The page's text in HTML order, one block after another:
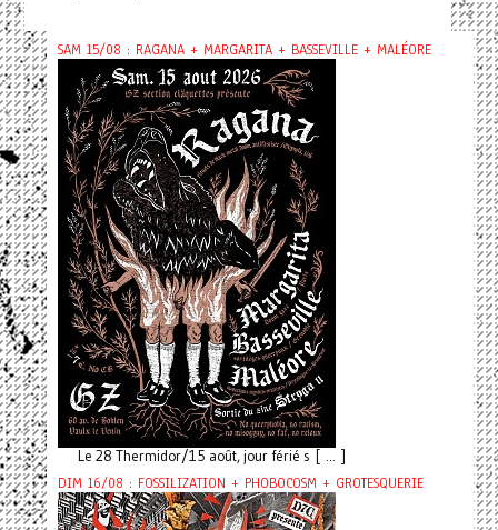
SAM 15/08 : RAGANA + MARGARITA + BASSEVILLE + MALÉORE
Le 28 Thermidor/15 août, jour férié s [ ... ]
DIM 16/08 : FOSSILIZATION + PHOBOCOSM + GROTESQUERIE